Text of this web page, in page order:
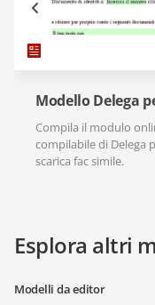
Modello Delega
Compila il modulo
compilabile di Delega
scarica fac simile.
Esplora altri
Modelli da editor